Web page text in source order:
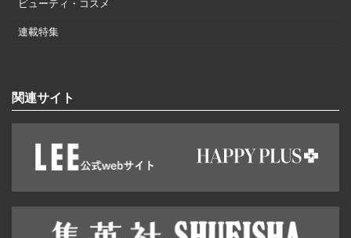
ビューティ・コスメ
連載特集
関連サイト